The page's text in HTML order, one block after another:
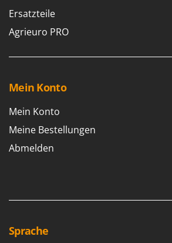
Spring Protezione
Spyro
Stanley
Stocker
Sunseeker
T
Tecla
Telwin
Tineco
Ersatzteile
Agrieuro PRO
Mein Konto
Mein Konto
Meine Bestellungen
Abmelden
Sprache